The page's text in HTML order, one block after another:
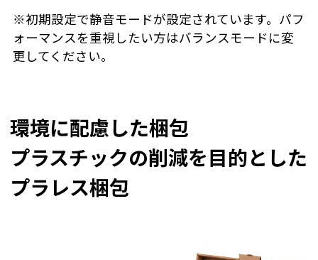
※初期設定で静音モードが設定されています。パフ
ォーマンスを重視したい方はバランスモードに変
更してください。
環境に配慮した梱包
プラスチックの削減を目的とした
プラレス梱包